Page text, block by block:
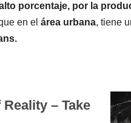
porcentaje, por la
en el área urbana, tiene